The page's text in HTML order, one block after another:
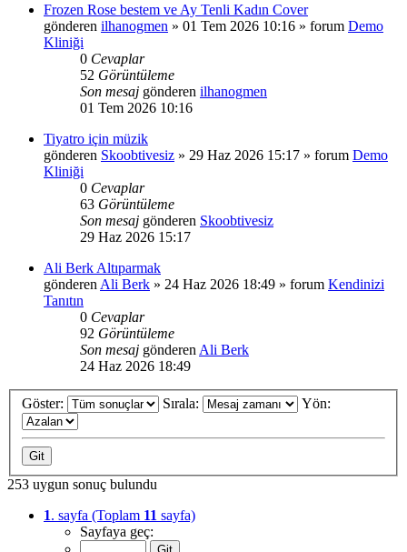
Frozen Rose bestem ve Ay Tenli Kadın Cover
gönderen ilhanogmen » 01 Tem 2026 10:16 » forum Demo
Kliniği
0 Cevaplar
52 Görüntüleme
Son mesaj gönderen ilhanogmen
01 Tem 2026 10:16
Tiyatro için müzik
gönderen Skoobtivesiz » 29 Haz 2026 15:17 » forum Demo
Kliniği
0 Cevaplar
63 Görüntüleme
Son mesaj gönderen Skoobtivesiz
29 Haz 2026 15:17
Ali Berk Altıparmak
gönderen Ali Berk » 24 Haz 2026 18:49 » forum Kendinizi
Tanıtın
0 Cevaplar
92 Görüntüleme
Son mesaj gönderen Ali Berk
24 Haz 2026 18:49
Göster: Sırala: Yön:
253 uygun sonuç bulundu
1. sayfa (Toplam 11 sayfa)
Sayfaya geç: